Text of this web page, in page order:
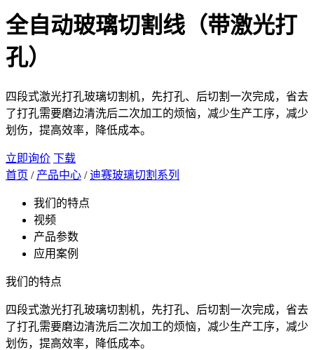
全自动玻璃切割线（带激光打
孔）
四段式激光打孔玻璃切割机，先打孔、后切割一次完成，省去
了打孔需要磨边清洗后二次加工的烦恼，减少生产工序，减少
划伤，提高效率，降低成本。
立即询价 下载
首页 / 产品中心 /迪赛玻璃切割系列
我们的特点
视频
产品参数
应用案例
我们的特点
四段式激光打孔玻璃切割机，先打孔、后切割一次完成，省去
了打孔需要磨边清洗后二次加工的烦恼，减少生产工序，减少
划伤，提高效率，降低成本。